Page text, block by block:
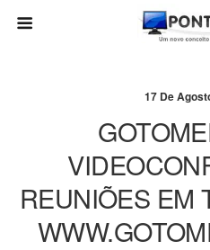
17 De
REUNIÕES EM